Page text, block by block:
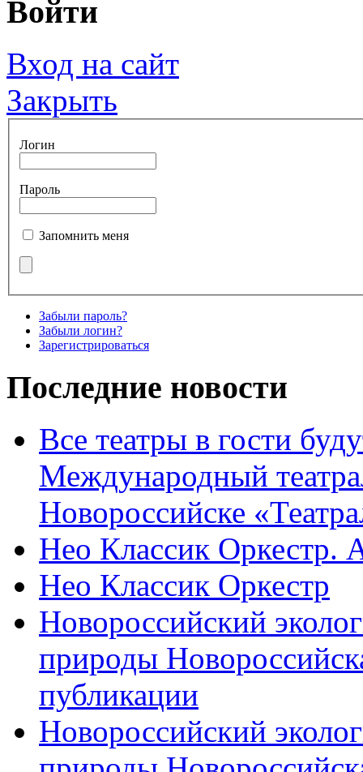
Войти
Вход на сайт
Закрыть
Логин
Пароль
Запомнить меня
Забыли пароль?
Забыли логин?
Зарегистрироваться
Последние новости
Все театры в гости
Международный
Новороссийске
Нео Классик Оркестр.
Нео Классик Оркестр
Новороссийский
природы
публикации
Новороссийский